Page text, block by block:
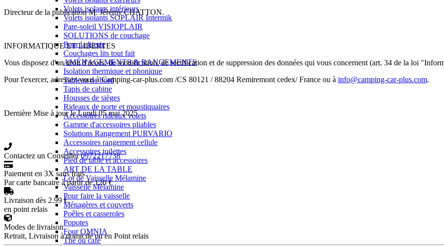
Volets isolants intérieurs
Volets isolants SOPLAIR Intermik
Pare-soleil VISIOPLAIR
SOLUTIONS de couchage
Pour la literie
Couchages lits tout fait
AMÉNAGEMENTS & RANGEMENTS
Isolation thermique et phonique
Tableau de bord
Tapis de cabine
Housses de sièges
Rideaux de porte et moustiquaires
Accessoires rideaux volets
Gamme d'accessoires pliables
Solutions Rangement PURVARIO
Accessoires rangement cellule
Accessoires toilettes
Pied de table et accessoires
ART DE LA TABLE
Lot de Vaisselle Mélamine
Vaisselle Mélamine
Pour faire la vaisselle
Ménagères et couverts
Poêles et casseroles
Popotes
Four OMNIA
Thé ou café
Directeur de la publication M. Jérémy CHATTON.
INFORMATIQUE ET LIBERTES
Vous disposez d'un droit d'accès, de modification, de rectification et de suppression des données qui vous concernent (art. 34 de la loi
Pour l'exercer, adressez-vous à Camping-car-plus.com /CS 80121 / 88204 Remiremont cedex/ France ou à info@camping-car-plus.com.
Dernière Mise à jour le Lundi 05 mai 2025
Contactez un Conseiller0972217738
Paiement en 3X sans frais
Par carte bancaire à partir de 120 €
Livraison dès 2.99 €
en point relais
Modes de livraison
Retrait, Livraison à domicile ou en Point relais